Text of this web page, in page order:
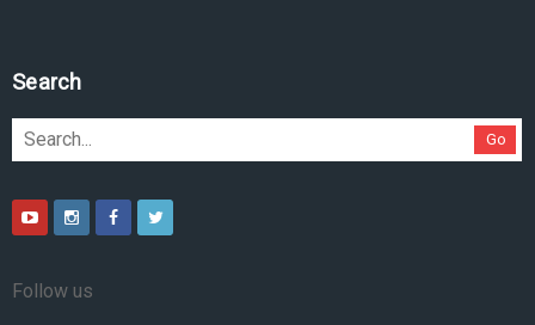
Pesquise no site
Go
Follow us